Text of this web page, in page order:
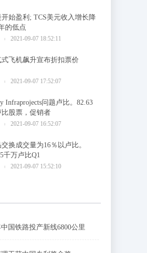
开始盈利; TCS美元收入增长降
的低点
2021-09-07 18:52:11
式飞机飙升宣布折扣票价
2021-09-07 17:52:07
Infraprojects问题卢比。82.63
比股票，促销者
2021-09-07 16:52:07
换成交量为16％以卢比。
千万卢比Q1
2021-09-07 15:52:10
国铁路投产新线6800公里